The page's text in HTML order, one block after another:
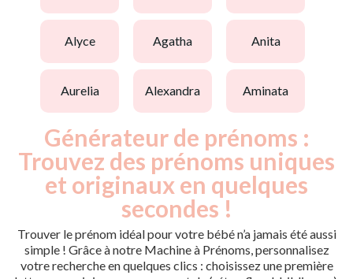
alyce agatha anita
aurelia alexandra aminata
Générateur de prénoms :
Trouvez des prénoms uniques
et originaux en quelques
secondes !
Trouver le prénom idéal pour votre bébé n’a jamais été aussi
simple ! Grâce à notre Machine à Prénoms, personnalisez
votre recherche en quelques clics : choisissez une première